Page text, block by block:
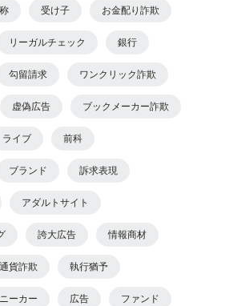
受け子 お金配り詐欺
リーガルチェック 銀行
勾留請求 ワンクリック詐欺
虚偽広告 ブックメーカー詐欺
ライブ 前科
ブランド 訴求表現
アダルトサイト
誇大広告 情報商材
貨詐欺 執行猶予
ーカー 広告 ファンド